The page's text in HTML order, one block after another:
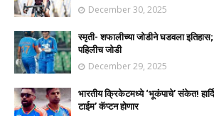
December 30, 2025
स्मृती- शफालीच्या जोडीने घडवला
पहिलीच जोडी
December 29, 2025
भारतीय क्रिकेटमध्ये ‘भूकंपाचे’ संकेत!
टाईम’ कॅप्टन होणार